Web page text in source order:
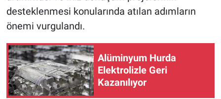
desteklenmesi konularında atılan adımların
önemi vurgulandı.
Alüminyum Hurda
Elektrolizle Geri
Kazanılıyor